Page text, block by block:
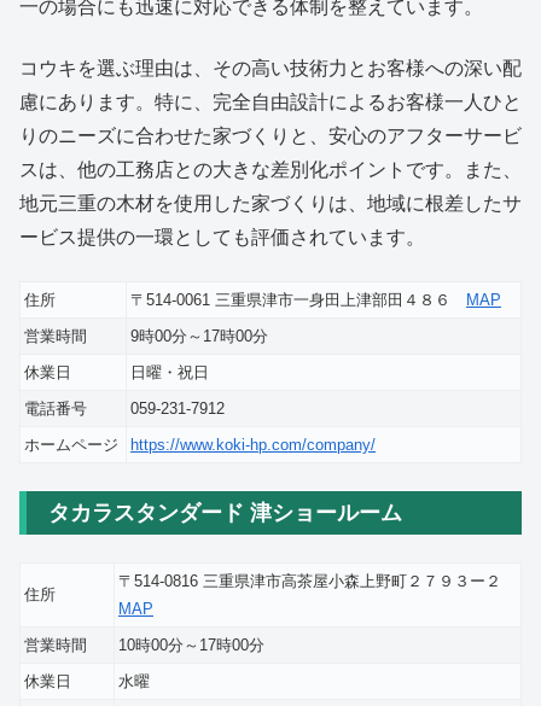
一の場合にも迅速に対応できる体制を整えています。
コウキを選ぶ理由は、その高い技術力とお客様への深い配
慮にあります。特に、完全自由設計によるお客様一人ひと
りのニーズに合わせた家づくりと、安心のアフターサービ
スは、他の工務店との大きな差別化ポイントです。また、
地元三重の木材を使用した家づくりは、地域に根差したサ
ービス提供の一環としても評価されています。
住所 〒514-0061 三重県津市一身田上津部田４８６
MAP
営業時間
9時00分～17時00分
休業日
日曜・祝日
電話番号
059-231-7912
ホームページ
https://www.koki-hp.com/company/
タカラスタンダード 津ショールーム
住所
〒514-0816 三重県津市高茶屋小森上野町２７９３ー２
MAP
営業時間
10時00分～17時00分
休業日
水曜